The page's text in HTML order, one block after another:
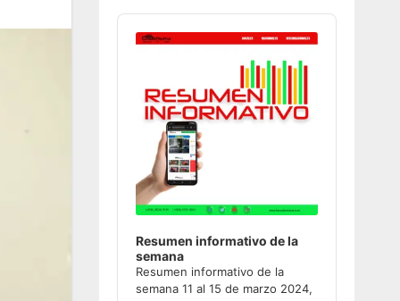
Audio
Player
Resumen informativo de la
semana
Resumen informativo de la
semana 11 al 15 de marzo 2024,